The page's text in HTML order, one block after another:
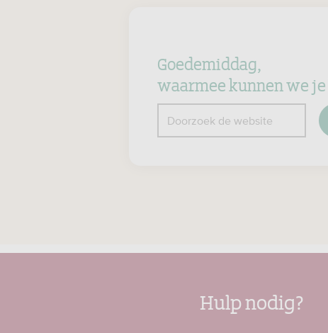
Goedemiddag,
waarmee kunnen we je
Doorzoek de website
Hulp nodig?